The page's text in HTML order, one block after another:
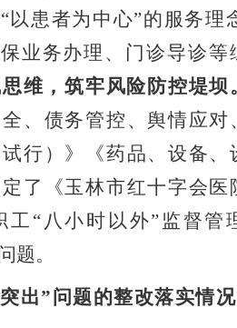
“以患者为中心”的服务理
业务办理、门诊导诊等
维，筑牢风险防控堤坝
、债务管控、舆情应对
行）》《药品、设备、
了《玉林市红十字会医
工 “ 八小时以外” 监督管
题。
出”问题的整改落实情况